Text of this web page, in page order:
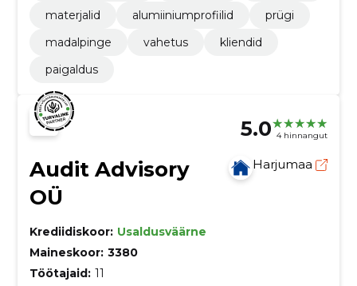
materjalid
alumiiniumprofiilid
prügi
madalpinge
vahetus
kliendid
paigaldus
5.0 4 hinnangut
Audit Advisory
OÜ
Harjumaa
Krediidiskoor: Usaldusväärne
Maineskoor: 3380
Töötajaid: 11